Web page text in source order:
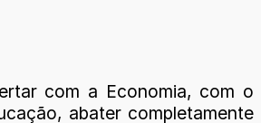
com a Economia, com o
abater completamente